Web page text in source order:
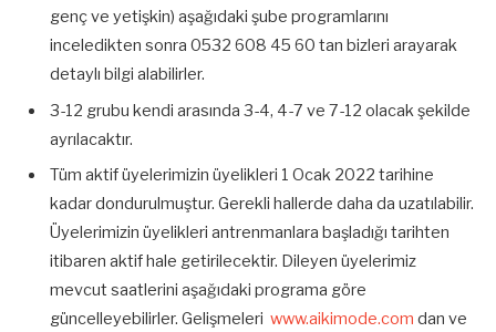
genç ve yetişkin) aşağıdaki şube programlarını
inceledikten sonra 0532 608 45 60 tan bizleri arayarak
detaylı bilgi alabilirler.
3-12 grubu kendi arasında 3-4, 4-7 ve 7-12 olacak şekilde
ayrılacaktır.
Tüm aktif üyelerimizin üyelikleri 1 Ocak 2022 tarihine
kadar dondurulmuştur. Gerekli hallerde daha da uzatılabilir.
Üyelerimizin üyelikleri antrenmanlara başladığı tarihten
itibaren aktif hale getirilecektir. Dileyen üyelerimiz
mevcut saatlerini aşağıdaki programa göre
güncelleyebilirler. Gelişmeleri www.aikimode.com dan ve